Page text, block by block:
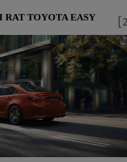
RAT TOYOTA EASY